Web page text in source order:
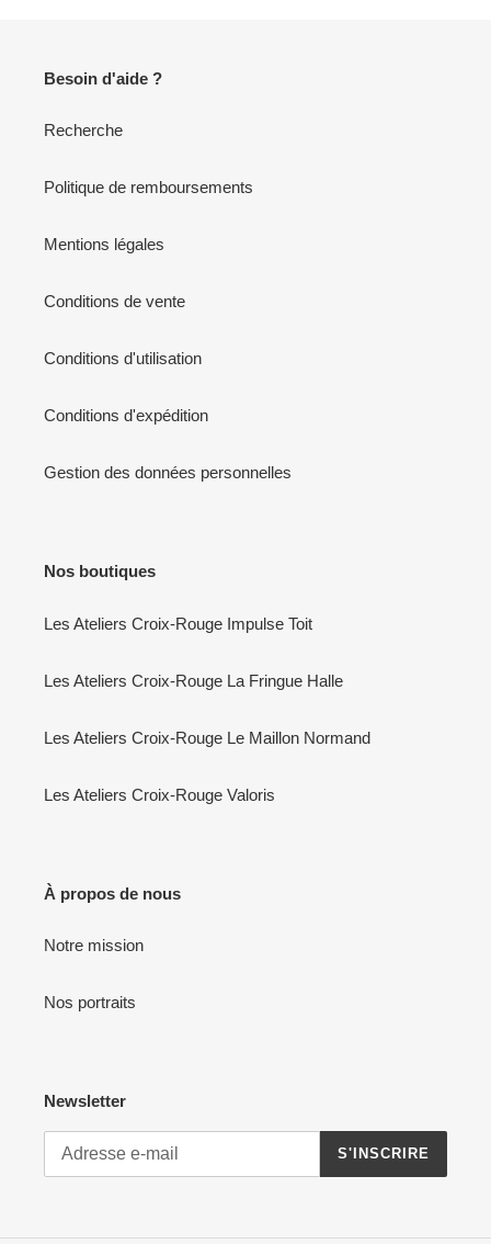
Besoin d'aide ?
Recherche
Politique de remboursements
Mentions légales
Conditions de vente
Conditions d'utilisation
Conditions d'expédition
Gestion des données personnelles
Nos boutiques
Les Ateliers Croix-Rouge Impulse Toit
Les Ateliers Croix-Rouge La Fringue Halle
Les Ateliers Croix-Rouge Le Maillon Normand
Les Ateliers Croix-Rouge Valoris
À propos de nous
Notre mission
Nos portraits
Newsletter
S'INSCRIRE